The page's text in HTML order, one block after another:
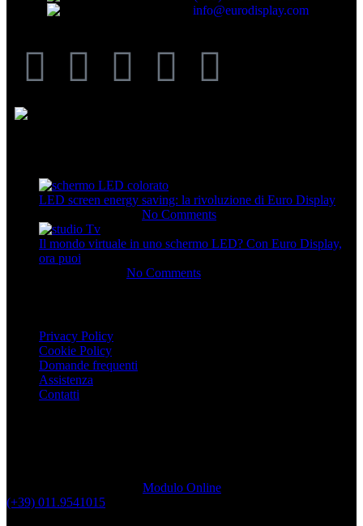
info@eurodisplay.com
LED screen energy saving: la rivoluzione di Euro Display
No Comments
Il mondo virtuale in uno schermo LED? Con Euro Display,
ora puoi
No Comments
Privacy Policy
Cookie Policy
Domande frequenti
Assistenza
Contatti
Modulo Online
(+39) 011.9541015